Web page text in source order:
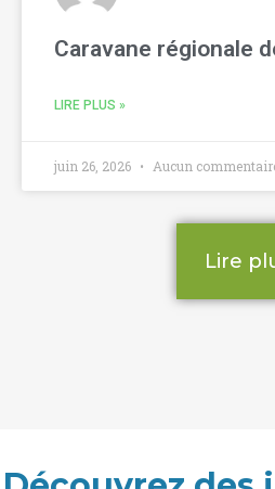
Caravane régionale
LIRE PLUS »
juin 26, 2026 Aucun
Lire